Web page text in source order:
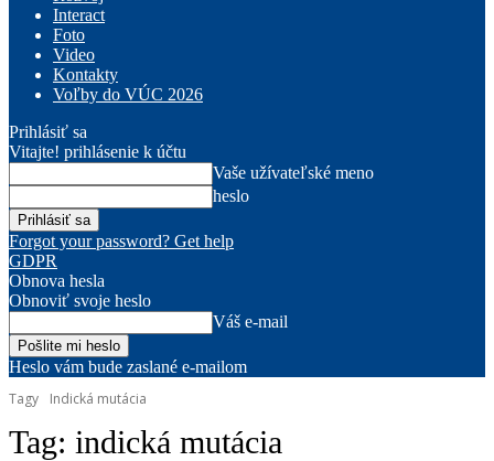
Interact
Foto
Video
Kontakty
Voľby do VÚC 2026
Prihlásiť sa
Vitajte! prihlásenie k účtu
Vaše užívateľské meno
heslo
Forgot your password? Get help
GDPR
Obnova hesla
Obnoviť svoje heslo
Váš e-mail
Heslo vám bude zaslané e-mailom
Tagy
Indická mutácia
Tag: indická mutácia